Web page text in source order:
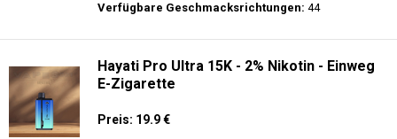
Verfügbare Geschmacksrichtungen: 44
Hayati Pro Ultra 15K - 2% Nikotin - Einweg
E-Zigarette
Preis: 19.9 €